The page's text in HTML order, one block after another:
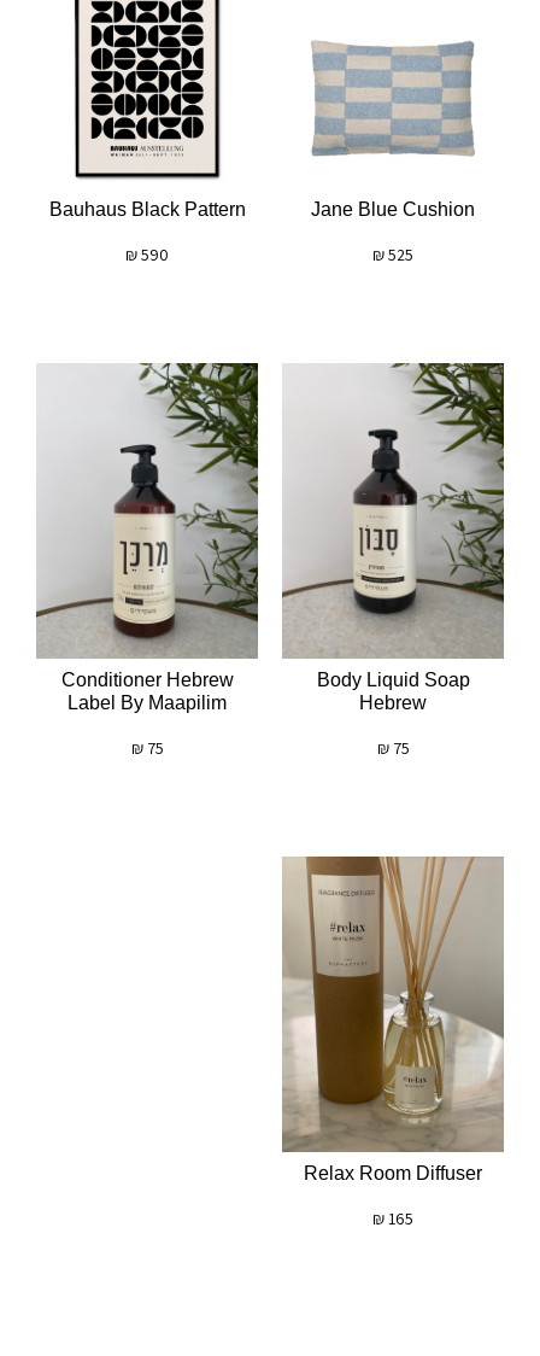
Jane Blue Cushion
525
₪
Bauhaus Black Pattern
590
₪
Body Liquid Soap
Hebrew
75
₪
Conditioner Hebrew
Label By Maapilim
75
₪
Relax Room Diffuser
165
₪